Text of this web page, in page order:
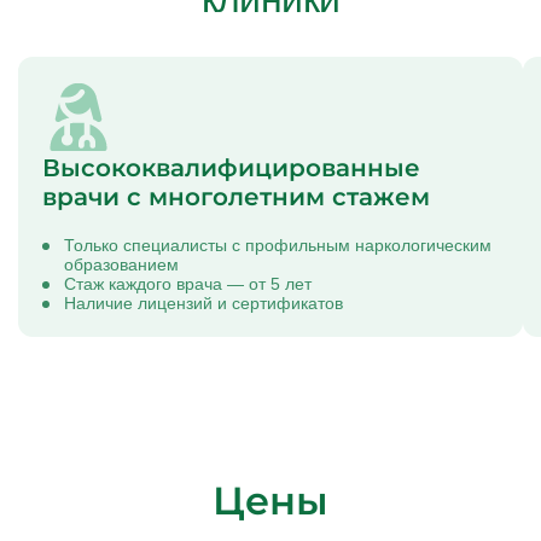
Высококвалифицированные
врачи с многолетним стажем
Только специалисты с профильным наркологическим
образованием
Стаж каждого врача — от 5 лет
Наличие лицензий и сертификатов
Цены